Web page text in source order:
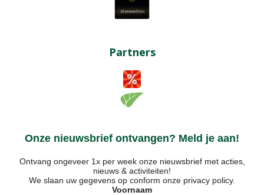
Partners
Onze nieuwsbrief ontvangen? Meld je aan!
Ontvang ongeveer 1x per week onze nieuwsbrief met acties,
nieuws & activiteiten!
We slaan uw gegevens op conform onze privacy policy.
Voornaam